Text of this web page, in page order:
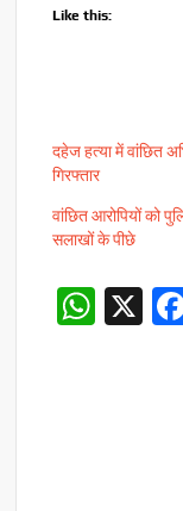
Like this:
दहेज हत्या में वांछित
गिरफ्तार
वांछित आरोपियों को
सलाखों के पीछे
W X